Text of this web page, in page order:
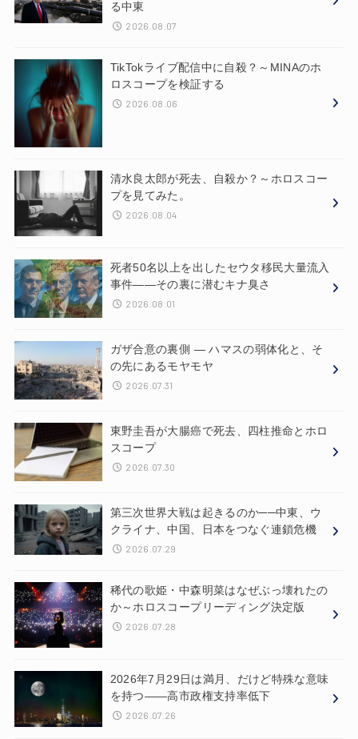
る中東
2026.08.07
TikTokライブ配信中に自殺？～MINAのホ
ロスコープを検証する
2026.08.06
清水良太郎が死去、自殺か？～ホロスコー
プを見てみた。
2026.08.04
死者50名以上を出したセウタ移民大量流入
事件——その裏に潜むキナ臭さ
2026.08.01
ガザ合意の裏側 ― ハマスの弱体化と、そ
の先にあるモヤモヤ
2026.07.31
東野圭吾が大腸癌で死去、四柱推命とホロ
スコープ
2026.07.30
第三次世界大戦は起きるのか──中東、ウ
クライナ、中国、日本をつなぐ連鎖危機
2026.07.29
稀代の歌姫・中森明菜はなぜぶっ壊れたの
か～ホロスコープリーディング決定版
2026.07.28
2026年7月29日は満月、だけど特殊な意味
を持つ——高市政権支持率低下
2026.07.26